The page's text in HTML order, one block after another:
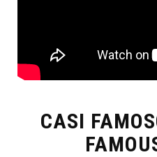
CASI